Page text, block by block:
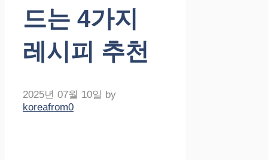
드는 4가지
레시피 추천
2025년 07월 10일 by
koreafrom0